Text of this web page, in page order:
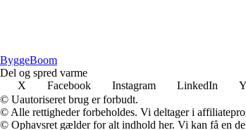
ByggeBoom
Del og spred varme
X
Facebook Instagram LinkedIn
© Uautoriseret brug er forbudt.
© Alle rettigheder forbeholdes. Vi deltager i
© Ophavsret gælder for alt indhold her. Vi kan få en